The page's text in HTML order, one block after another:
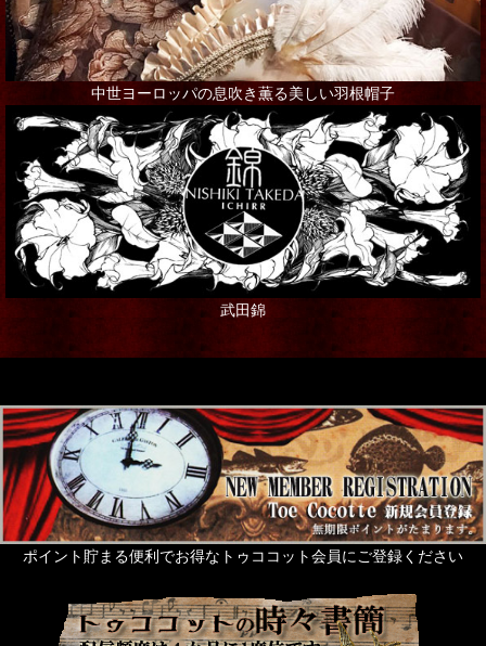
中世ヨーロッパの息吹き薫る美しい羽根帽子
武田錦
ポイント貯まる便利でお得なトゥココット会員にご登録ください